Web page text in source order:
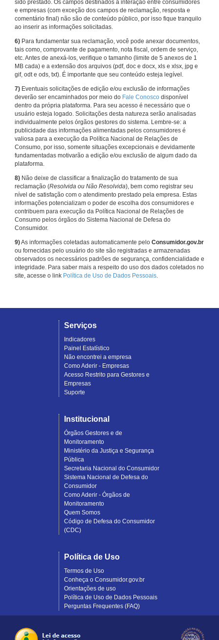
sido prestado. Os campos destinados à interação entre consumidores
e empresas (com exceção dos campos de reclamação, resposta e
comentário final) não são de conteúdo público, por isso fique tranquilo
ao inserir as informações solicitadas.
6) Para fundamentar sua reclamação, você pode anexar documentos,
tais como, comprovante de pagamento, nota fiscal, ordem de serviço,
etc. Antes de anexá-los, verifique o tamanho (limite de 5 anexos de 1
MB cada) e a extensão dos arquivos (pdf, doc e docx, xls e xlsx, jpg e
gif, odt e ods, txt). É importante que seu conteúdo esteja legível.
7) Eventuais solicitações de edição e/ou exclusão de informações
deverão ser encaminhados por meio do Fale Conosco disponível
dentro da própria plataforma. Para seu acesso é necessário que o
usuário esteja logado. Solicitações desta natureza serão analisadas
individualmente pelos órgãos gestores do sistema. Lembre-se: a
publicidade das informações alimentadas pelos consumidores é
valiosa para a execução da Política Nacional de Relações de
Consumo, por isso, somente situações excepcionais e devidamente
fundamentadas motivarão a edição e/ou exclusão de algum dado da
plataforma.
8) Não deixe de classificar a finalização do tratamento de sua
reclamação (Resolvida ou Não Resolvida), bem como registrar seu
nível de satisfação com o atendimento prestado pela empresa. Estas
informações potencializam o poder de escolha dos consumidores e
contribuem para execução da Política Nacional de Relações de
Consumo pelos órgãos do Sistema Nacional de Defesa do
Consumidor.
9)As informações coletadas automaticamente pelo Consumidor.gov.br
ou fornecidas pelo usuário do site são registradas e armazenadas
observados os necessários padrões de segurança, confidencialidade e
integridade. Para saber mais a respeito do uso dos dados coletados no
site, acesse o link Política de Uso de Dados Pessoais.
Serviços
Indicadores
Painel Estatístico
Não encontrei a empresa
Como Aderir - Empresas
Acesso Restrito para Gestores e
Empresas
Suporte
Institucional
Órgãos Gestores e de
Monitoramento
Ministério da Justiça e Segurança
Pública
Secretaria Nacional do Consumidor
Sistema Nacional de Defesa do
Consumidor
Como Aderir - Órgãos de
Monitoramento
Quem Somos
Código de Defesa do Consumidor
(CDC)
Política de Uso
Termos de Uso
Conheça o Consumidor.gov.br
Orientações de uso
Política de Uso de Dados Pessoais
Perguntas Frequentes (FAQ)